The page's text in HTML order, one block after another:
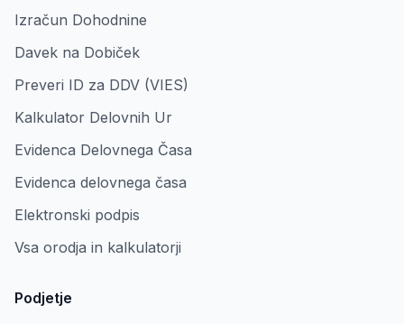
Izračun Dohodnine
Davek na Dobiček
Preveri ID za DDV (VIES)
Kalkulator Delovnih Ur
Evidenca Delovnega Časa
Evidenca delovnega časa
Elektronski podpis
Vsa orodja in kalkulatorji
Podjetje